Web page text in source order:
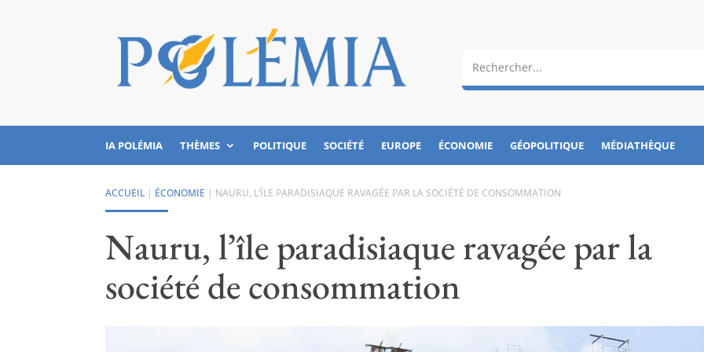
IA POLÉMIA THÈMES POLITIQUE SOCIÉTÉ EUROPE ÉCONOMIE GÉOPOLITIQUE MÉDIATHÈQUE
ACCUEIL | ÉCONOMIE | NAURU, L’ÎLE PARADISIAQUE RAVAGÉE PAR LA SOCIÉTÉ DE CONSOMMATION
Nauru, l’île paradisiaque ravagée par la
société de consommation